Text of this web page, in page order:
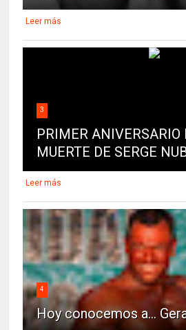
Leer más
3
PRIMER ANIVERSARIO
MUERTE DE SERGE
Leer más
4
Hoy conocemos a...